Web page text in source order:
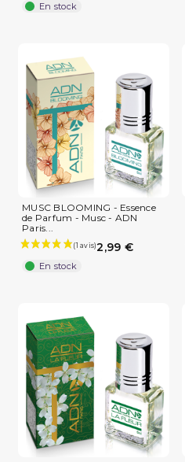
En stock
MUSC BLOOMING - Essence
de Parfum - Musc - ADN
Paris...
2,99 €
En stock